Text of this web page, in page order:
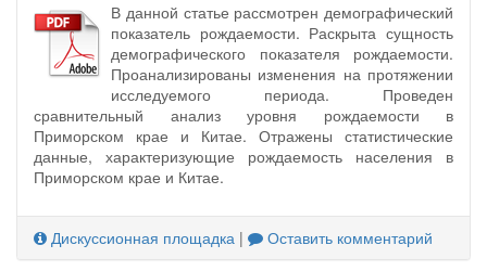
В данной статье рассмотрен демографический
показатель рождаемости. Раскрыта сущность
демографического показателя рождаемости.
Проанализированы изменения на протяжении
исследуемого периода. Проведен
сравнительный анализ уровня рождаемости в
Приморском крае и Китае. Отражены статистические
данные, характеризующие рождаемость населения в
Приморском крае и Китае.
Дискуссионная площадка | Оставить комментарий